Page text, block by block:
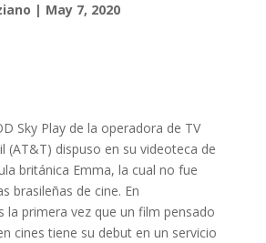
| May 7, 2020
Sky Play de la operadora de TV
(AT&T) dispuso en su videoteca de
británica Emma, la cual no fue
brasileñas de cine. En
la primera vez que un film pensado
cines tiene su debut en un servicio